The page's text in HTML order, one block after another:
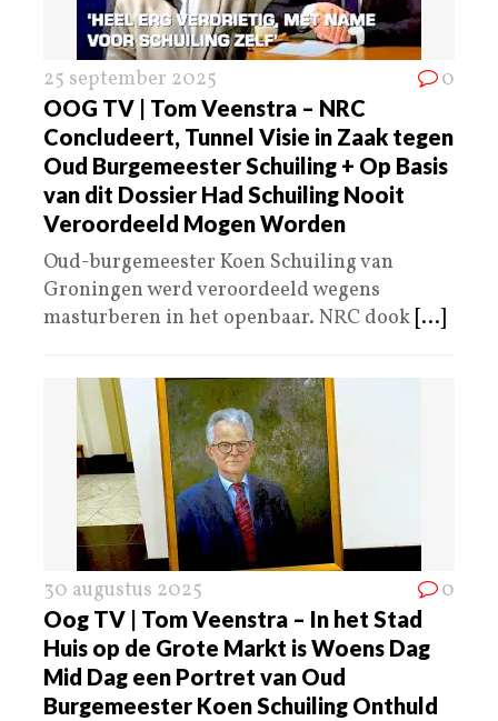
25 september 2025 0
OOG TV | Tom Veenstra – NRC
Concludeert, Tunnel Visie in Zaak tegen
Oud Burgemeester Schuiling + Op Basis
van dit Dossier Had Schuiling Nooit
Veroordeeld Mogen Worden
Oud-burgemeester Koen Schuiling van
Groningen werd veroordeeld wegens
masturberen in het openbaar. NRC dook [...]
30 augustus 2025 0
Oog TV | Tom Veenstra – In het Stad
Huis op de Grote Markt is Woens Dag
Mid Dag een Portret van Oud
Burgemeester Koen Schuiling Onthuld